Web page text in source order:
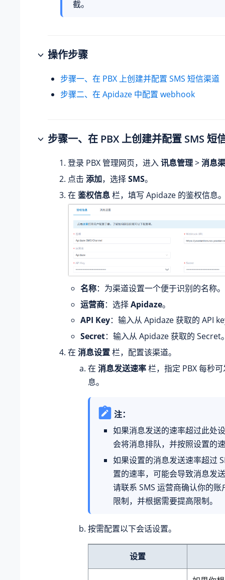
截。
操作步骤
步骤一、在 PBX 上创建并配置 SMS 短信渠道
步骤二、在 Apidaze 中配置 webhook
步骤一、在 PBX 上创建并配置 SMS 短
登录 PBX 管理网页，进入讯息管理>消息
点击 添加，选择SMS。
在 鉴权信息栏，填写 Apidaze 的鉴权信息
名称：为渠道设置一个便于识别的名称。
运营商：选择Apidaze。
API Key：输入从 Apidaze 获取的 API
Secret：输入从 Apidaze 获取的 Secret
在 消息设置栏，配置该渠道。
在 消息发送速率栏，指定 PBX 每秒
息。
注：
如果消息发送的速率超过此处
会将消息排队，并按照设置的
如果设置的消息发送速率超过
置的速率，可能会导致消息发
请联系 SMS 运营商确认你的账
限制，并根据需要提高限制。
按需配置以下会话设置。
设置